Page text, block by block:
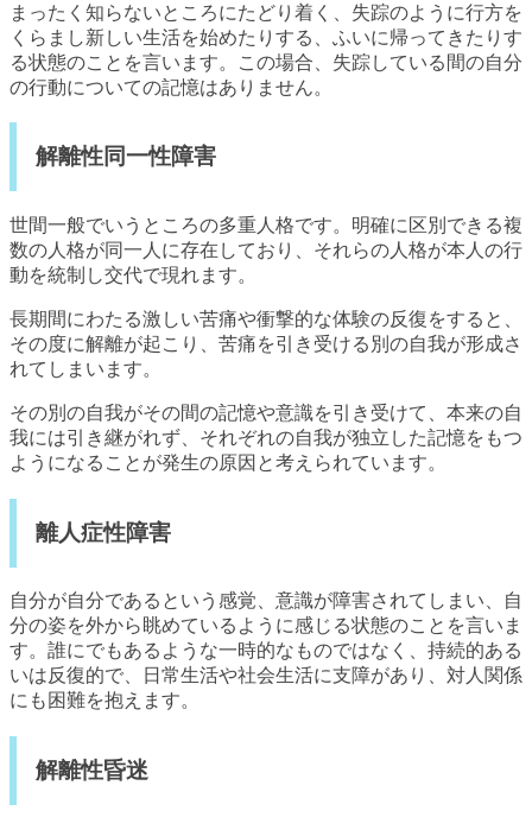
まったく知らないところにたどり着く、失踪のように行方を
くらまし新しい生活を始めたりする、ふいに帰ってきたりす
る状態のことを言います。この場合、失踪している間の自分
の行動についての記憶はありません。
解離性同一性障害
世間一般でいうところの多重人格です。明確に区別できる複
数の人格が同一人に存在しており、それらの人格が本人の行
動を統制し交代で現れます。
長期間にわたる激しい苦痛や衝撃的な体験の反復をすると、
その度に解離が起こり、苦痛を引き受ける別の自我が形成さ
れてしまいます。
その別の自我がその間の記憶や意識を引き受けて、本来の自
我には引き継がれず、それぞれの自我が独立した記憶をもつ
ようになることが発生の原因と考えられています。
離人症性障害
自分が自分であるという感覚、意識が障害されてしまい、自
分の姿を外から眺めているように感じる状態のことを言いま
す。誰にでもあるような一時的なものではなく、持続的ある
いは反復的で、日常生活や社会生活に支障があり、対人関係
にも困難を抱えます。
解離性昏迷